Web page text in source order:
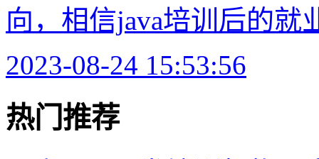
向，相信java培训后的就
2023-08-24 15:53:56
热门推荐